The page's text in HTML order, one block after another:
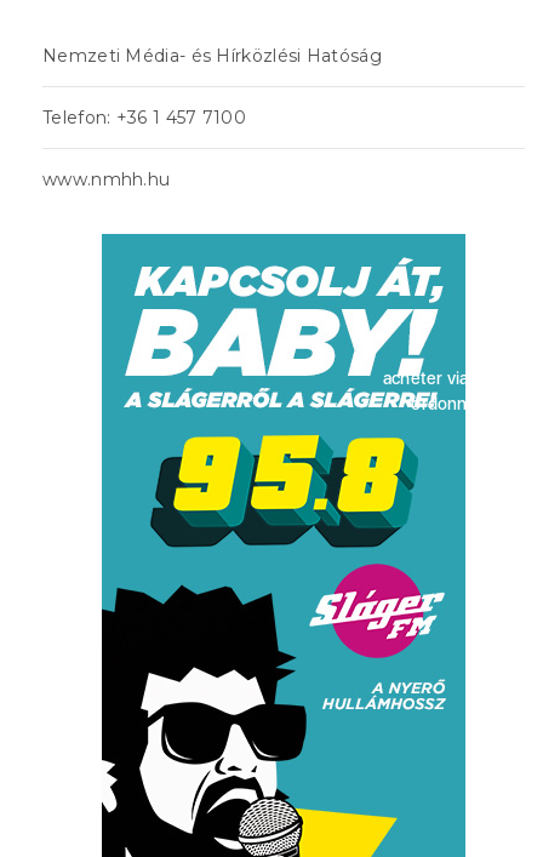
Nemzeti Média- és Hírközlési Hatóság
Telefon: +36 1 457 7100
www.nmhh.hu
acheter viagra sans
ordonnance